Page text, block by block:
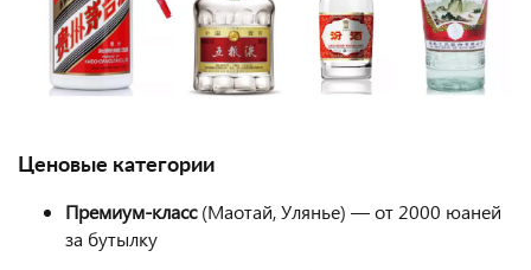
Ценовые категории
Премиум-класс(Маотай, Улянье) — от 2000 юаней
за бутылку